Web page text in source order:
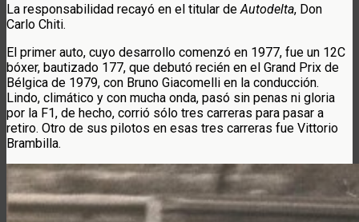
La responsabilidad recayó en el titular deAutodelta, Don
Carlo Chiti.
El primer auto, cuyo desarrollo comenzó en 1977, fue un 12C
bóxer, bautizado 177, que debutó recién en el Grand Prix de
Bélgica de 1979, con Bruno Giacomelli en la conducción.
Lindo, climático y con mucha onda, pasó sin penas ni gloria
por la F1, de hecho, corrió sólo tres carreras para pasar a
retiro. Otro de sus pilotos en esas tres carreras fue Vittorio
Brambilla.